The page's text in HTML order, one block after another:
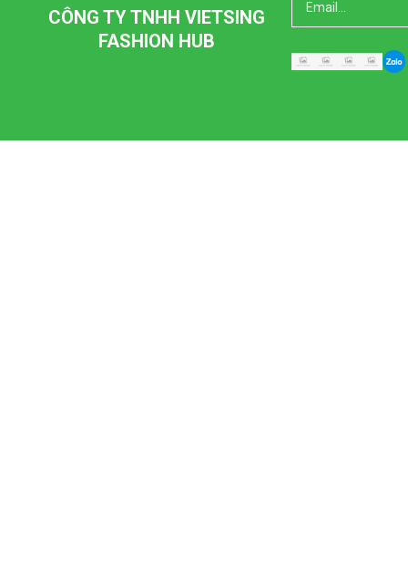
CÔNG TY TNHH VIETSING
FASHION HUB